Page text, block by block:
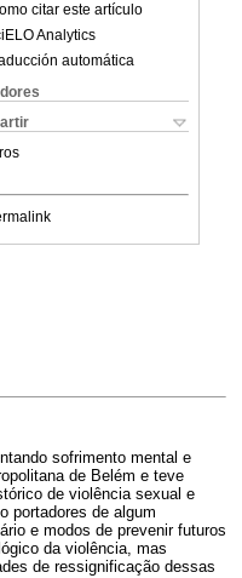
citar este artículo
Analytics
automática
sofrimento mental e
de Belém e teve
de violência sexual e
portadores de algum
e modos de prevenir futuros
da violência, mas
de ressignificação dessas